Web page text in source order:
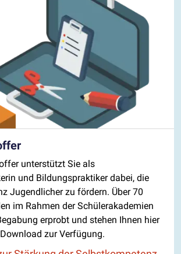
unterstützt Sie als
und Bildungspraktiker dabei, die
Jugendlicher zu fördern. Über 70
im Rahmen der Schülerakademien
erprobt und stehen Ihnen hier
zur Verfügung.